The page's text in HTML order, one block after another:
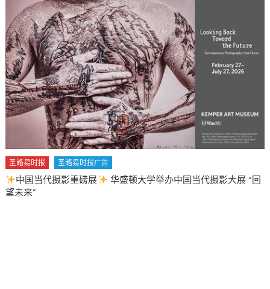
感
染
率
低
於
1%〉
中
圣路易时报 圣路易时报广告
中国当代摄影重磅展
华盛顿大学举办中国当代摄影大展 “回
望未来”